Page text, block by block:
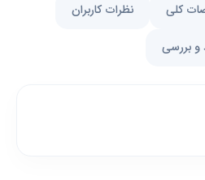
کلی
نظرات کاربران
و بررسی